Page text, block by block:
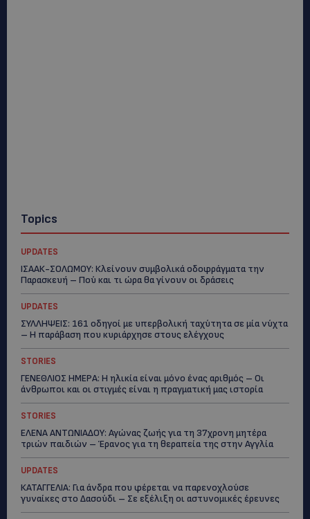
Topics
UPDATES
ΙΣΑΑΚ-ΣΟΛΩΜΟΥ: Κλείνουν συμβολικά οδοφράγματα την
Παρασκευή – Πού και τι ώρα θα γίνουν οι δράσεις
UPDATES
ΣΥΛΛΗΨΕΙΣ: 161 οδηγοί με υπερβολική ταχύτητα σε μία νύχτα
– Η παράβαση που κυριάρχησε στους ελέγχους
STORIES
ΓΕΝΕΘΛΙΟΣ ΗΜΕΡΑ: Η ηλικία είναι μόνο ένας αριθμός – Οι
άνθρωποι και οι στιγμές είναι η πραγματική μας ιστορία
STORIES
ΕΛΕΝΑ ΑΝΤΩΝΙΑΔΟΥ: Αγώνας ζωής για τη 37χρονη μητέρα
τριών παιδιών – Έρανος για τη θεραπεία της στην Αγγλία
UPDATES
ΚΑΤΑΓΓΕΛΙΑ: Για άνδρα που φέρεται να παρενοχλούσε
γυναίκες στο Δασούδι – Σε εξέλιξη οι αστυνομικές έρευνες